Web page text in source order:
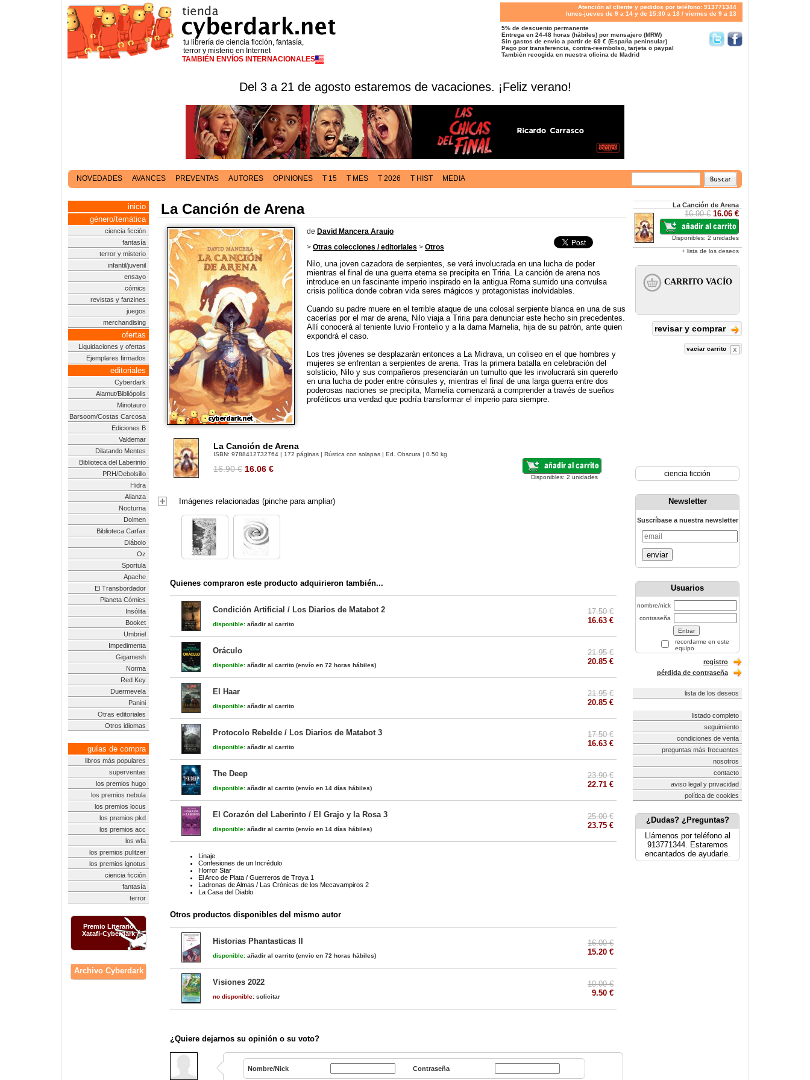
tu librería de ciencia ficción, fantasía,
terror y misterio en Internet
TAMBIÉN ENVÍOS INTERNACIONALES
Atención al cliente y pedidos por teléfono: 913771344
lunes-jueves de 9 a 14 y de 15:30 a 18 / viernes de 9 a 13
5% de descuento permanente
Entrega en 24-48 horas (hábiles) por mensajero (MRW)
Sin gastos de envío a partir de 69 € (España peninsular)
Pago por transferencia, contra-reembolso, tarjeta o paypal
También recogida en nuestra oficina de Madrid
Del 3 a 21 de agosto estaremos de vacaciones. ¡Feliz verano!
NOVEDADES AVANCES PREVENTAS AUTORES OPINIONES T 15 T MES T 2026 T HIST MEDIA
inicio
género/temática
ciencia ficción
fantasía
terror y misterio
infantil/juvenil
ensayo
cómics
revistas y fanzines
juegos
merchandising
ofertas
Liquidaciones y ofertas
Ejemplares firmados
editoriales
Cyberdark
Alamut/Bibliópolis
Minotauro
Barsoom/Costas Carcosa
Ediciones B
Valdemar
Dilatando Mentes
Biblioteca del Laberinto
PRH/Debolsillo
Hidra
Alianza
Nocturna
Dolmen
Biblioteca Carfax
Diábolo
Oz
Sportula
Apache
El Transbordador
Planeta Cómics
Insólita
Booket
Umbriel
Impedimenta
Gigamesh
Norma
Red Key
Duermevela
Panini
Otras editoriales
Otros idiomas
guías de compra
libros más populares
superventas
los premios hugo
los premios nebula
los premios locus
los premios pkd
los premios acc
los wfa
los premios pulitzer
los premios ignotus
ciencia ficción
fantasía
terror
Premio Literario
Xatafi-Cyberdark
Archivo Cyberdark
La Canción de Arena
de David Mancera Araujo
> Otras colecciones / editoriales > Otros
Nilo, una joven cazadora de serpientes, se verá involucrada en una lucha de poder
mientras el final de una guerra eterna se precipita en Triria. La canción de arena nos
introduce en un fascinante imperio inspirado en la antigua Roma sumido una convulsa
crisis política donde cobran vida seres mágicos y protagonistas inolvidables.
Cuando su padre muere en el terrible ataque de una colosal serpiente blanca en una de sus
cacerías por el mar de arena, Nilo viaja a Triria para denunciar este hecho sin precedentes.
Allí conocerá al teniente Iuvio Frontelio y a la dama Marnelia, hija de su patrón, ante quien
expondrá el caso.
Los tres jóvenes se desplazarán entonces a La Midrava, un coliseo en el que hombres y
mujeres se enfrentan a serpientes de arena. Tras la primera batalla en celebración del
solsticio, Nilo y sus compañeros presenciarán un tumulto que les involucrará sin quererlo
en una lucha de poder entre cónsules y, mientras el final de una larga guerra entre dos
poderosas naciones se precipita, Marnelia comenzará a comprender a través de sueños
proféticos una verdad que podría transformar el imperio para siempre.
La Canción de Arena
ISBN: 9788412732764 | 172 páginas | Rústica con solapas | Ed. Obscura | 0.50 kg
16.90 € 16.06 €
Disponibles: 2 unidades
Imágenes relacionadas (pinche para ampliar)
Quienes compraron este producto adquirieron también...
Condición Artificial / Los Diarios de Matabot 2
disponible: añadir al carrito
17.50 €
16.63 €
Oráculo
disponible: añadir al carrito (envío en 72 horas hábiles)
21.95 €
20.85 €
El Haar
disponible: añadir al carrito
21.95 €
20.85 €
Protocolo Rebelde / Los Diarios de Matabot 3
disponible: añadir al carrito
17.50 €
16.63 €
The Deep
disponible: añadir al carrito (envío en 14 días hábiles)
23.90 €
22.71 €
El Corazón del Laberinto / El Grajo y la Rosa 3
disponible: añadir al carrito (envío en 14 días hábiles)
25.00 €
23.75 €
Linaje
Confesiones de un Incrédulo
Horror Star
El Arco de Plata / Guerreros de Troya 1
Ladronas de Almas / Las Crónicas de los Mecavampiros 2
La Casa del Diablo
Otros productos disponibles del mismo autor
Historias Phantasticas II
disponible: añadir al carrito (envío en 72 horas hábiles)
16.00 €
15.20 €
Visiones 2022
no disponible: solicitar
10.00 €
9.50 €
¿Quiere dejarnos su opinión o su voto?
Nombre/Nick Contraseña
La Canción de Arena
16.90 € 16.06 €
Disponibles: 2 unidades
+ lista de los deseos
revisar y comprar
vaciar carrito
ciencia ficción
Newsletter
Suscríbase a nuestra newsletter
enviar
Usuarios
nombre/nick
contraseña
recordarme en este
equipo
registro
pérdida de contraseña
lista de los deseos
listado completo
seguimiento
condiciones de venta
preguntas más frecuentes
nosotros
contacto
aviso legal y privacidad
política de cookies
¿Dudas? ¿Preguntas?
Llámenos por teléfono al
913771344. Estaremos
encantados de ayudarle.